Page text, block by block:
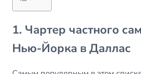
1. Чартер частного
Нью-Йорка в Даллас